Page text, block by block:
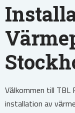
Välkommen till TBL
installation av